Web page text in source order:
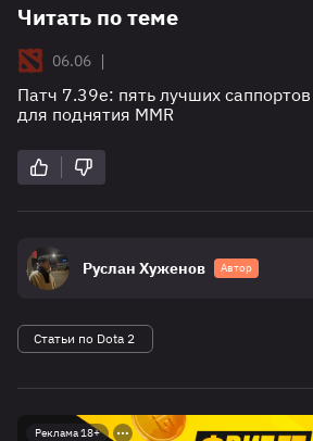
Читать по теме
06.06 |
Патч 7.39e: пять лучших
для поднятия MMR
Руслан Хуженов Автор
Статьи по Dota 2
Реклама 18+